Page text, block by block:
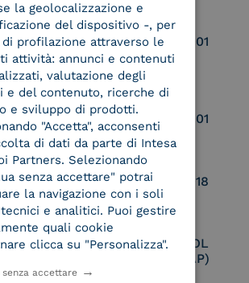
UNI EN ISO 37001
UNI EN ISO 27001
UNI EN ISO 27018
List
Certified PEPPOL
Access Point (AP)
la geolocalizzazione e
del dispositivo -, per
profilazione attraverso le
attività: annunci e contenuti
valutazione degli
e del contenuto, ricerche di
e sviluppo di prodotti.
"Accetta", acconsenti
di dati da parte di Intesa
Partners. Selezionando
senza accettare" potrai
la navigazione con i soli
e analitici. Puoi gestire
quali cookie
clicca su "Personalizza".
senza accettare